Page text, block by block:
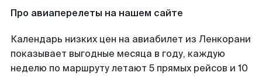
Про авиаперелеты на нашем сайте
Календарь низких цен на авиабилет из Ленкорани
показывает выгодные месяца в году, каждую
неделю по маршруту летают 5 прямых рейсов и 10